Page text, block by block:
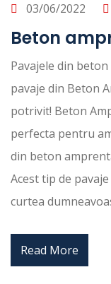
03/06/2022
Beton
Pavajele din
pavaje din Beton
potrivit! Beton
perfecta pentru
din beton
Acest tip de
curtea
Read More